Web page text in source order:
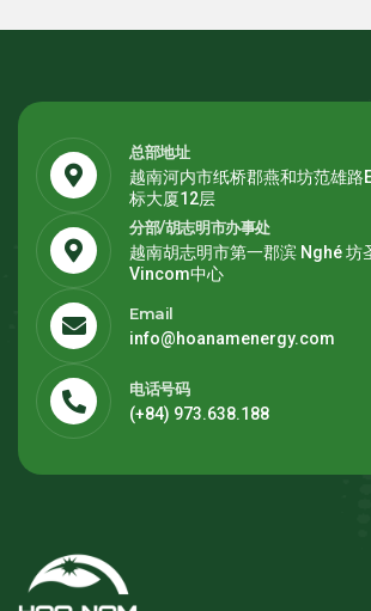
总部地址
越南河内市纸桥郡燕和坊范雄路
标大厦12层
分部/胡志明市办事处
越南胡志明市第一郡滨 Nghé 坊
Vincom中心
Email
info@hoanamenergy.com
电话号码
(+84) 973.638.188